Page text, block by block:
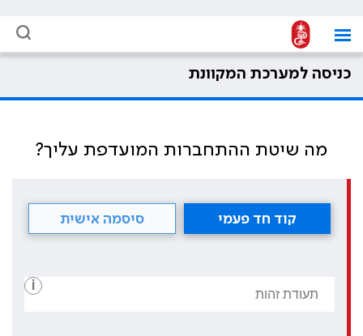
כניסה למערכת המקוונת
מה שיטת ההתחברות המועדפת עליך?
קוד חד פעמי סיסמה אישית
i